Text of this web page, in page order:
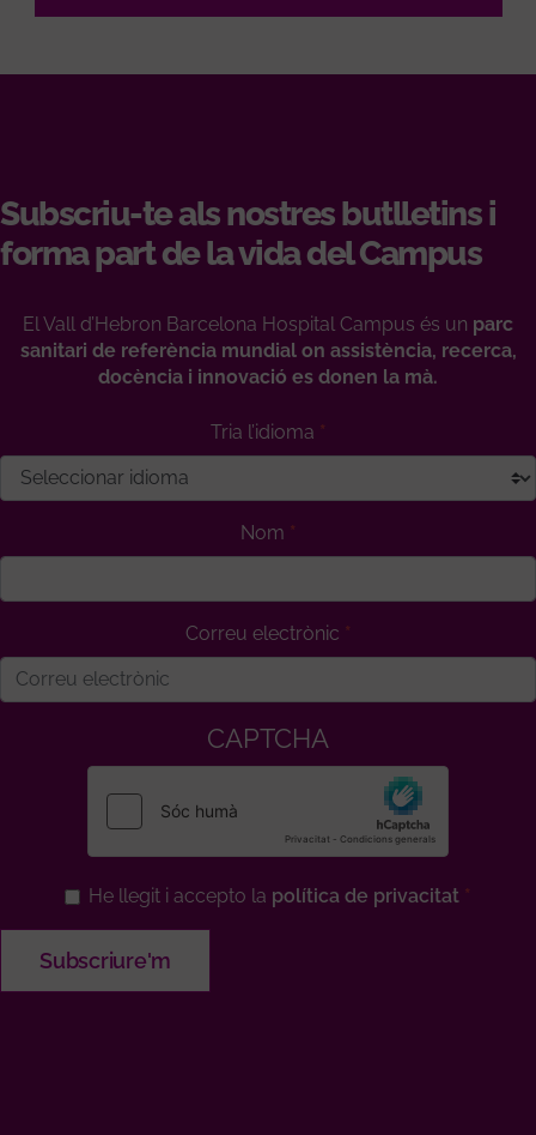
Subscriu-te als nostres butlletins i
forma part de la vida del Campus
El Vall d’Hebron Barcelona Hospital Campus és un parc
sanitari de referència mundial on assistència, recerca,
docència i innovació es donen la mà.
Tria l’idioma
Nom
Correu electrònic
CAPTCHA
He llegit i accepto la política de privacitat